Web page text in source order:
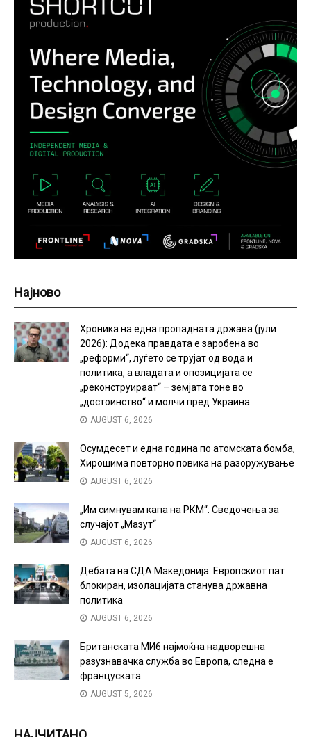
Најново
Хроника на една пропадната држава (јули
2026): Додека правдата е заробена во
„реформи“, луѓето се трујат од вода и
политика, а владата и опозицијата се
„реконструираат“ – земјата тоне во
„достоинство“ и молчи пред Украина
AUGUST 6, 2026
Осумдесет и една година по атомската бомба,
Хирошима повторно повика на разоружување
AUGUST 6, 2026
„Им симнувам капа на РКМ“: Сведочења за
случајот „Мазут“
AUGUST 6, 2026
Дебата на СДА Македонија: Европскиот пат
блокиран, изолацијата станува државна
политика
AUGUST 6, 2026
Британската МИ6 најмоќна надворешна
разузнавачка служба во Европа, следна е
француската
AUGUST 5, 2026